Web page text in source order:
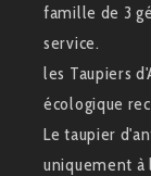
famille de 3
service.
les Taupiers
écologique
Le taupier
uniquement à